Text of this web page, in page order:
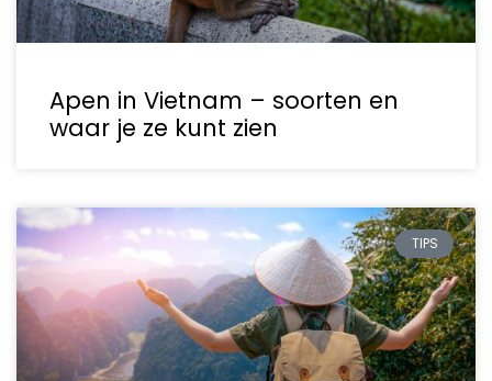
Apen in Vietnam – soorten en
waar je ze kunt zien
TIPS